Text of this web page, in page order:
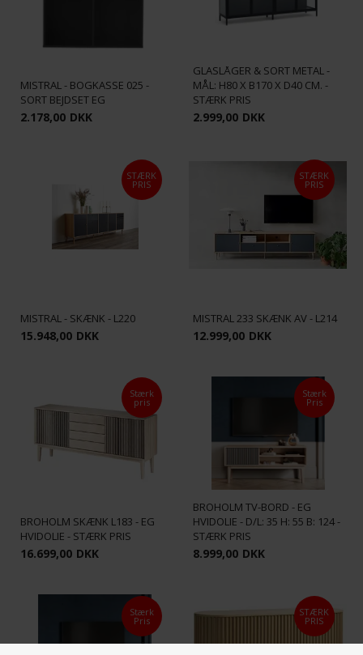
MISTRAL - BOGKASSE 025 -
SORT BEJDSET EG
2.178,00 DKK
GLASLÅGER & SORT METAL -
MÅL: H80 X B170 X D40 CM. -
STÆRK PRIS
2.999,00 DKK
STÆRK
PRIS
MISTRAL - SKÆNK - L220
15.948,00 DKK
STÆRK
PRIS
MISTRAL 233 SKÆNK AV - L214
12.999,00 DKK
Stærk
pris
BROHOLM SKÆNK L183 - EG
HVIDOLIE - STÆRK PRIS
16.699,00 DKK
Stærk
Pris
BROHOLM TV-BORD - EG
HVIDOLIE - D/L: 35 H: 55 B: 124 -
STÆRK PRIS
8.999,00 DKK
Stærk
Pris
STÆRK
PRIS